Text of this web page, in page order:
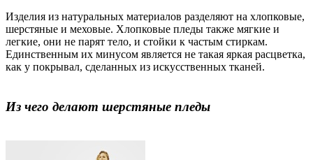
Изделия из натуральных материалов разделяют на хлопковые,
шерстяные и меховые. Хлопковые пледы также мягкие и
легкие, они не парят тело, и стойки к частым стиркам.
Единственным их минусом является не такая яркая расцветка,
как у покрывал, сделанных из искусственных тканей.
Из чего делают шерстяные пледы